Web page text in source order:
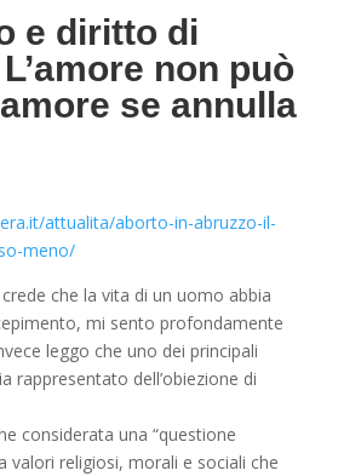
e diritto di
non può
se annulla
attualita/aborto-in-abruzzo-il-
meno/
che la vita di un uomo abbia
mi sento profondamente
leggo che uno dei principali
rappresentato dell’obiezione di
considerata una “questione
valori religiosi, morali e sociali che